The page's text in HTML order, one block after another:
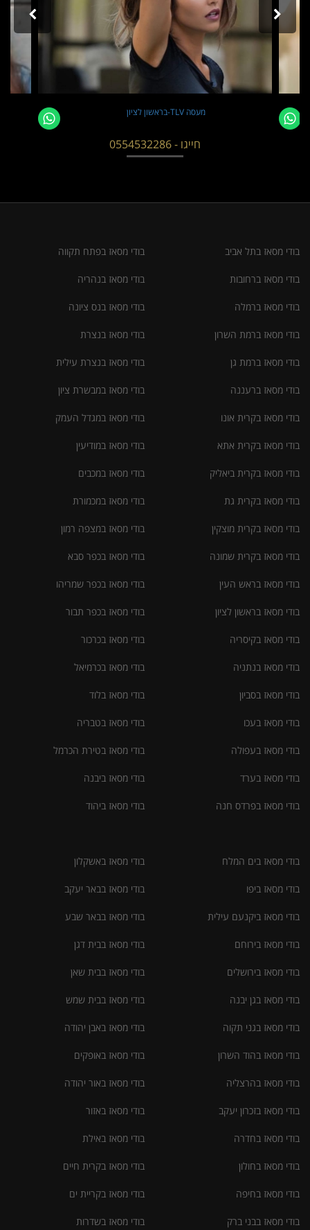
מעסה TLV-בראשון לציון
חייגו - 0554532286
בודי מסאז בתל אביב
בודי מסאז ברחובות
בודי מסאז ברמלה
בודי מסאז ברמת השרון
בודי מסאז ברמת גן
בודי מסאז ברעננה
בודי מסאז בקרית אונו
בודי מסאז בקרית אתא
בודי מסאז בקרית ביאליק
בודי מסאז בקרית גת
בודי מסאז בקרית מוצקין
בודי מסאז בקרית שמונה
בודי מסאז בראש העין
בודי מסאז בראשון לציון
בודי מסאז בקיסריה
בודי מסאז בנתניה
בודי מסאז בסביון
בודי מסאז בעכו
בודי מסאז בעפולה
בודי מסאז בערד
בודי מסאז בפרדס חנה
בודי מסאז בפתח תקווה
בודי מסאז בנהריה
בודי מסאז בנס ציונה
בודי מסאז בנצרת
בודי מסאז בנצרת עילית
בודי מסאז במבשרת ציון
בודי מסאז במגדל העמק
בודי מסאז במודיעין
בודי מסאז במכבים
בודי מסאז במכמורת
בודי מסאז במצפה רמון
בודי מסאז בכפר סבא
בודי מסאז בכפר שמריהו
בודי מסאז בכפר תבור
בודי מסאז בכרכור
בודי מסאז בכרמיאל
בודי מסאז בלוד
בודי מסאז בטבריה
בודי מסאז בטירת הכרמל
בודי מסאז ביבנה
בודי מסאז ביהוד
בודי מסאז בים המלח
בודי מסאז ביפו
בודי מסאז ביקנעם עילית
בודי מסאז בירוחם
בודי מסאז בירושלים
בודי מסאז בגן יבנה
בודי מסאז בגני תקוה
בודי מסאז בהוד השרון
בודי מסאז בהרצליה
בודי מסאז בזכרון יעקב
בודי מסאז בחדרה
בודי מסאז בחולון
בודי מסאז בחיפה
בודי מסאז בבני ברק
בודי מסאז באשקלון
בודי מסאז בבאר יעקב
בודי מסאז בבאר שבע
בודי מסאז בבית דגן
בודי מסאז בבית שאן
בודי מסאז בבית שמש
בודי מסאז באבן יהודה
בודי מסאז באופקים
בודי מסאז באור יהודה
בודי מסאז באזור
בודי מסאז באילת
בודי מסאז בקרית חיים
בודי מסאז בקריית ים
בודי מסאז בשדרות